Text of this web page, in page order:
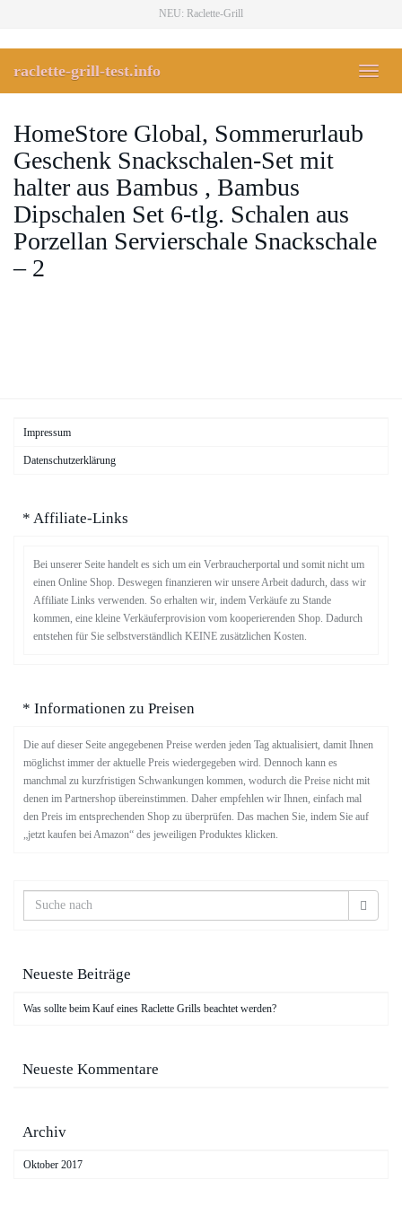
NEU: Raclette-Grill
Toggle
raclette-grill-test.info
HomeStore Global, Sommerurlaub
Geschenk Snackschalen-Set mit
halter aus Bambus , Bambus
Dipschalen Set 6-tlg. Schalen aus
Porzellan Servierschale Snackschale
– 2
Impressum
Datenschutzerklärung
* Affiliate-Links
Bei unserer Seite handelt es sich um ein Verbraucherportal und somit nicht um
einen Online Shop. Deswegen finanzieren wir unsere Arbeit dadurch, dass wir
Affiliate Links verwenden. So erhalten wir, indem Verkäufe zu Stande
kommen, eine kleine Verkäuferprovision vom kooperierenden Shop. Dadurch
entstehen für Sie selbstverständlich KEINE zusätzlichen Kosten.
* Informationen zu Preisen
Die auf dieser Seite angegebenen Preise werden jeden Tag aktualisiert, damit Ihnen
möglichst immer der aktuelle Preis wiedergegeben wird. Dennoch kann es
manchmal zu kurzfristigen Schwankungen kommen, wodurch die Preise nicht mit
denen im Partnershop übereinstimmen. Daher empfehlen wir Ihnen, einfach mal
den Preis im entsprechenden Shop zu überprüfen. Das machen Sie, indem Sie auf
„jetzt kaufen bei Amazon“ des jeweiligen Produktes klicken.
Neueste Beiträge
Was sollte beim Kauf eines Raclette Grills beachtet werden?
Neueste Kommentare
Archiv
Oktober 2017